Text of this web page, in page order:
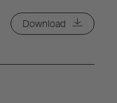
Download